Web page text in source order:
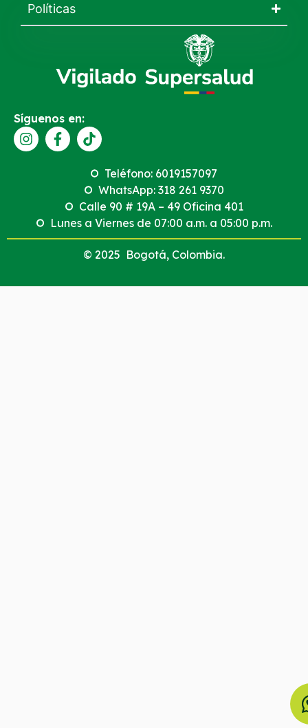
Políticas
Síguenos en:
Teléfono: 6019157097
WhatsApp: 318 261 9370
Calle 90 # 19A – 49 Oficina 401
Lunes a Viernes de 07:00 a.m. a 05:00 p.m.
© 2025 Bogotá, Colombia.